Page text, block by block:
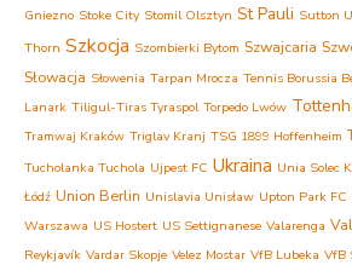
Gniezno Stoke City Stomil Olsztyn St Pauli Sutton
Thorn Szkocja Szombierki Bytom Szwajcaria
Słowacja Słowenia Tarpan Mrocza Tennis Borussia
Lanark Tiligul-Tiras Tyraspol Torpedo Lwów
Tramwaj Kraków Triglav Kranj TSG 1899 Hoffenheim
Tucholanka Tuchola Ujpest FC Ukraina Unia Solec
Łódź Union Berlin Unislavia Unisław Upton Park FC
Warszawa US Hostert US Settignanese Valarenga
Reykjavík Vardar Skopje Velez Mostar VfB Lubeka VfB